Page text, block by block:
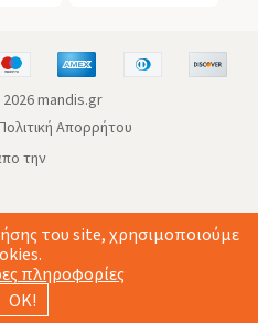
2026mandis.gr
Απορρήτου
την
του site, χρησιμοποιούμε
πληροφορίες
ΟΚ!